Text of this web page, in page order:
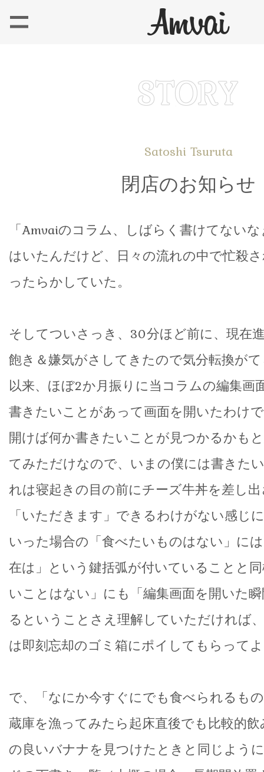
Satoshi Tsuruta
閉店のお知らせ
「Amvaiのコラム、しばらく書けてない
はいたんだけど、日々の流れの中で忙殺
ったらかしていた。
そしてついさっき、30分ほど前に、現在
飽き＆嫌気がさしてきたので気分転換が
以来、ほぼ2か月振りに当コラムの編集画
書きたいことがあって画面を開いたわけ
開けば何か書きたいことが見つかるかも
てみただけなので、いまの僕には書きた
れは寝起きの目の前にチーズ牛丼を差し
「いただきます」できるわけがない感じ
いった場合の「食べたいものはない」に
在は」という鍵括弧が付いていることと
いことはない」にも「編集画面を開いた
るということさえ理解していただければ
は即刻忘却のゴミ箱にポイしてもらって
で、「なにか今すぐにでも食べられるも
蔵庫を漁ってみたら起床直後でも比較的
の良いバナナを見つけたときと同じよう